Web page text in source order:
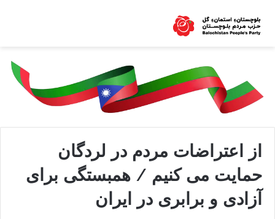
از اعتراضات مردم در لردگان
حمایت می کنیم / همبستگی برای
آزادی و برابری در ایران